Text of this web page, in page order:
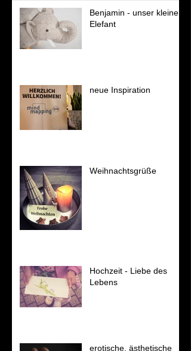
Benjamin - unser kleiner
Elefant
neue Inspiration
Weihnachtsgrüße
Hochzeit - Liebe des
Lebens
erotische, ästhetische